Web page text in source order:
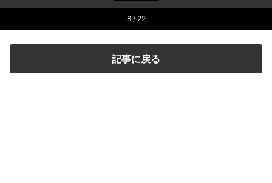
8/ 22
記事に戻る